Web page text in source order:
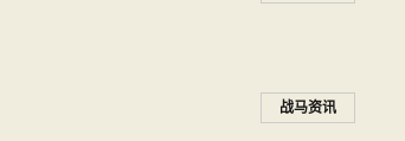
战马资讯